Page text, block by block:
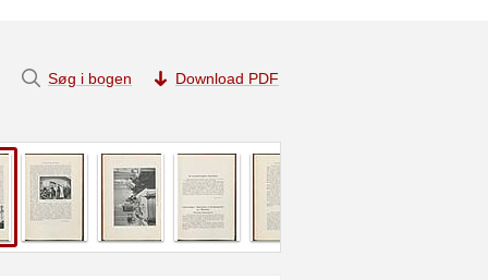
Søg i bogen Download PDF